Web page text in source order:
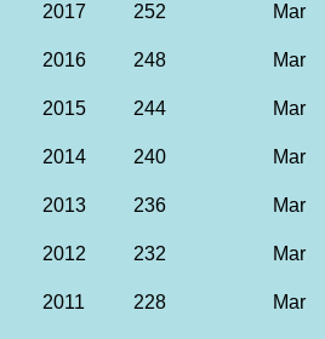
2017 252 Mar
2016 248 Mar
2015 244 Mar
2014 240 Mar
2013 236 Mar
2012 232 Mar
2011 228 Mar